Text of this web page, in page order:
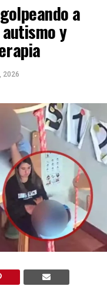
a
y
2026